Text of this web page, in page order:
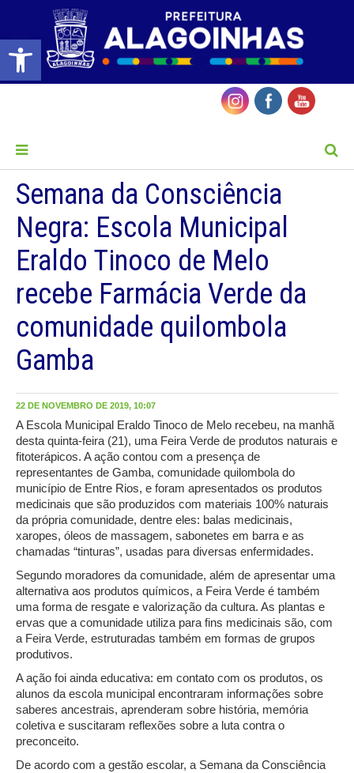
Barra de Ferramentas Aberta
Semana da Consciência
Negra: Escola Municipal
Eraldo Tinoco de Melo
recebe Farmácia Verde da
comunidade quilombola
Gamba
22 DE NOVEMBRO DE 2019, 10:07
A Escola Municipal Eraldo Tinoco de Melo recebeu, na manhã
desta quinta-feira (21), uma Feira Verde de produtos naturais e
fitoterápicos. A ação contou com a presença de
representantes de Gamba, comunidade quilombola do
município de Entre Rios, e foram apresentados os produtos
medicinais que são produzidos com materiais 100% naturais
da própria comunidade, dentre eles: balas medicinais,
xaropes, óleos de massagem, sabonetes em barra e as
chamadas “tinturas”, usadas para diversas enfermidades.
Segundo moradores da comunidade, além de apresentar uma
alternativa aos produtos químicos, a Feira Verde é também
uma forma de resgate e valorização da cultura. As plantas e
ervas que a comunidade utiliza para fins medicinais são, com
a Feira Verde, estruturadas também em formas de grupos
produtivos.
A ação foi ainda educativa: em contato com os produtos, os
alunos da escola municipal encontraram informações sobre
saberes ancestrais, aprenderam sobre história, memória
coletiva e suscitaram reflexões sobre a luta contra o
preconceito.
De acordo com a gestão escolar, a Semana da Consciência